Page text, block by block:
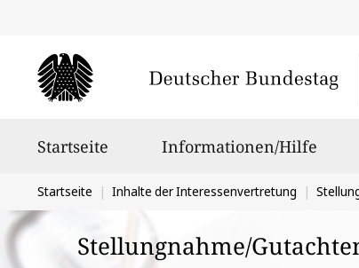
Startseite Informationen/Hilfe
Sie
befinden
sich
Startseite Inhalte der Interessenvertretung
Stellungnahme/